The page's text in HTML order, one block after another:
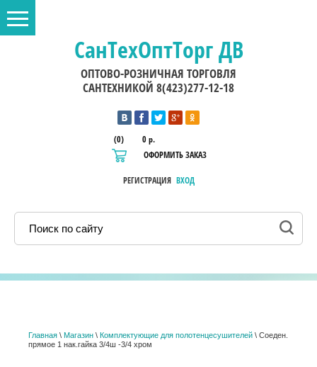
СанТехОптТорг ДВ
ОПТОВО-РОЗНИЧНАЯ ТОРГОВЛЯ
САНТЕХНИКОЙ 8(423)277-12-18
РЕГИСТРАЦИЯ ВХОД
(0)
0 р.
ОФОРМИТЬ ЗАКАЗ
Главная \ Магазин \ Комплектующие для полотенцесушителей \ Соеден.
прямое 1 нак.гайка 3/4ш -3/4 хром